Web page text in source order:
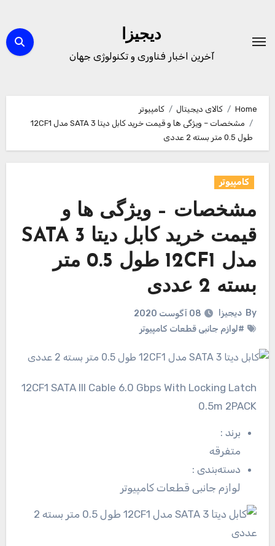
content
دیجیزا
آخرین اخبار فناوری و تکنولوژی جهان
Home کالای دیجیتال
کامپیوتر
مشخصات – ویژگی ها و قیمت خرید کابل دیتا SATA 3 مدل 12CF1
طول 0.5 متر بسته 2 عددی
کامپیوتر
مشخصات – ویژگی ها و
قیمت خرید کابل دیتا SATA 3
مدل 12CF1 طول 0.5 متر
بسته 2 عددی
By دیجیزا
08 آگوست 2020
#لوازم جانبی قطعات کامپیوتر
12CF1 SATA III Cable 6.0 Gbps With Locking Latch
0.5m 2PACK
برند:
متفرقه
دسته‌بندی:
لوازم جانبی قطعات کامپیوتر